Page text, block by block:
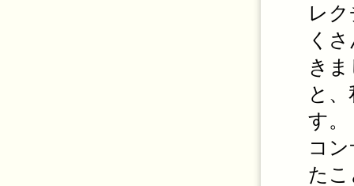
レ
く
き
と
す。
コ
た